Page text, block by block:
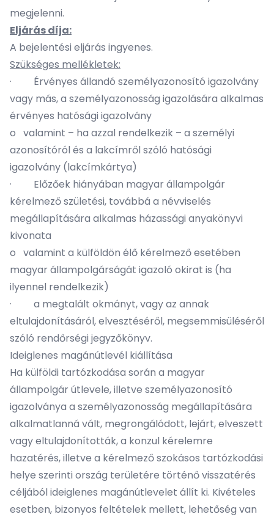
megjelenni.
Eljárás díja:
A bejelentési eljárás ingyenes.
Szükséges mellékletek:
· Érvényes állandó személyazonosító igazolvány
vagy más, a személyazonosság igazolására alkalmas
érvényes hatósági igazolvány
o valamint – ha azzal rendelkezik – a személyi
azonosítóról és a lakcímről szóló hatósági
igazolvány (lakcímkártya)
· Előzőek hiányában magyar állampolgár
kérelmező születési, továbbá a névviselés
megállapítására alkalmas házassági anyakönyvi
kivonata
o valamint a külföldön élő kérelmező esetében
magyar állampolgárságát igazoló okirat is (ha
ilyennel rendelkezik)
· a megtalált okmányt, vagy az annak
eltulajdonításáról, elvesztéséről, megsemmisüléséről
szóló rendőrségi jegyzőkönyv.
Ideiglenes magánútlevél kiállítása
Ha külföldi tartózkodása során a magyar
állampolgár útlevele, illetve személyazonosító
igazolványa a személyazonosság megállapítására
alkalmatlanná vált, megrongálódott, lejárt, elveszett
vagy eltulajdonították, a konzul kérelemre
hazatérés, illetve a kérelmező szokásos tartózkodási
helye szerinti ország területére történő visszatérés
céljából ideiglenes magánútlevelet állít ki. Kivételes
esetben, bizonyos feltételek mellett, lehetőség van